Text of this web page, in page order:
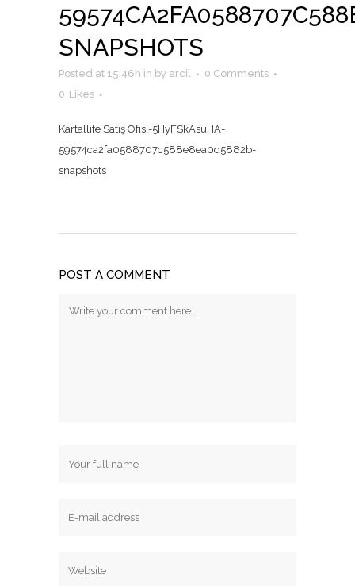
SNAPSHOTS
Posted at 15:46h in by arcil
0 Comments
0 Likes
Kartallife Satış Ofisi-5HyFSkAsuHA-
59574ca2fa0588707c588e8ea0d5882b-
snapshots
POST A COMMENT